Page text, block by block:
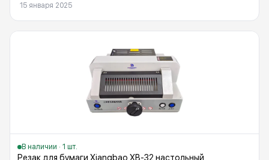
15 января 2025
В наличии · 1 шт.
Резак для бумаги Xiangbao XB-32 настольный